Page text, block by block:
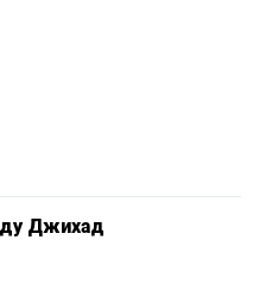
Джихад